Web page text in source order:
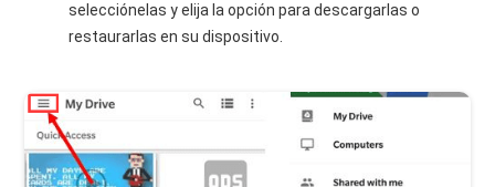
selecciónelas y elija la opción para descargarlas o
restaurarlas en su dispositivo.